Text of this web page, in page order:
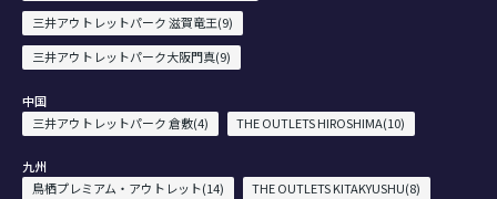
三井アウトレットパーク 滋賀竜王(9)
三井アウトレットパーク大阪門真(9)
中国
三井アウトレットパーク 倉敷(4)
THE OUTLETS HIROSHIMA(10)
九州
鳥栖プレミアム・アウトレット(14)
THE OUTLETS KITAKYUSHU(8)